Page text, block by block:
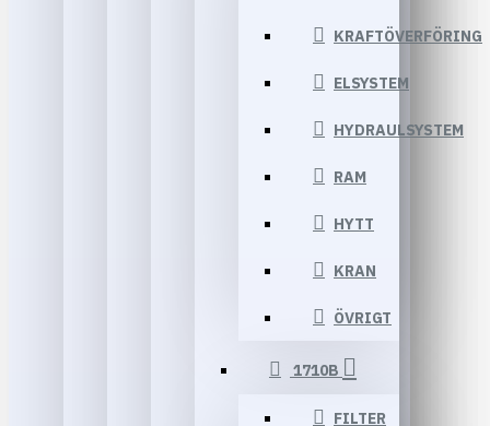
KRAFTÖVERFÖRING
ELSYSTEM
HYDRAULSYSTEM
RAM
HYTT
KRAN
ÖVRIGT
1710B
FILTER